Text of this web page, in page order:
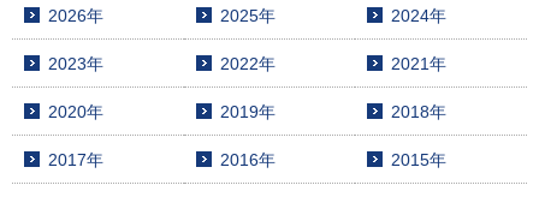
2026年 2025年 2024年
2023年 2022年 2021年
2020年 2019年 2018年
2017年 2016年 2015年